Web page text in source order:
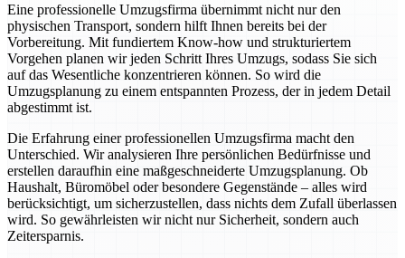
Eine professionelle Umzugsfirma übernimmt nicht nur den
physischen Transport, sondern hilft Ihnen bereits bei der
Vorbereitung. Mit fundiertem Know-how und strukturiertem
Vorgehen planen wir jeden Schritt Ihres Umzugs, sodass Sie sich
auf das Wesentliche konzentrieren können. So wird die
Umzugsplanung zu einem entspannten Prozess, der in jedem Detail
abgestimmt ist.
Die Erfahrung einer professionellen Umzugsfirma macht den
Unterschied. Wir analysieren Ihre persönlichen Bedürfnisse und
erstellen daraufhin eine maßgeschneiderte Umzugsplanung. Ob
Haushalt, Büromöbel oder besondere Gegenstände – alles wird
berücksichtigt, um sicherzustellen, dass nichts dem Zufall überlassen
wird. So gewährleisten wir nicht nur Sicherheit, sondern auch
Zeitersparnis.